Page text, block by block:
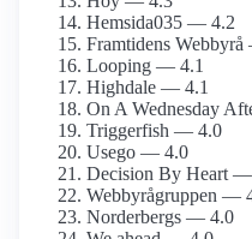
Hemsida035 — 4.2
Framtidens
Looping — 4.1
Highdale — 4.1
On A Wednesday
Triggerfish — 4.0
Usego — 4.0
Decision By Heart
Webbyrågruppen —
Norderbergs — 4.0